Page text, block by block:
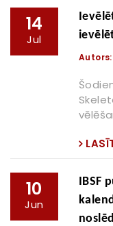
14
Jul
Autors:
10
Jun
IBSF